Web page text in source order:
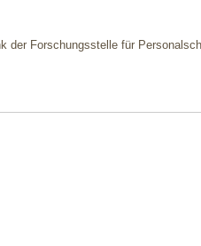
der Forschungsstelle für